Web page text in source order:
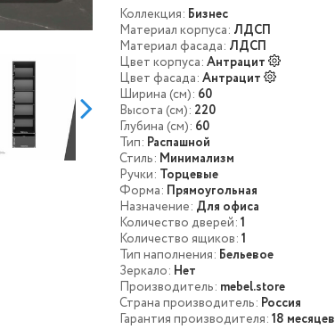
Коллекция: Бизнес
Материал корпуса: ЛДСП
Материал фасада: ЛДСП
Цвет корпуса: Антрацит
Цвет фасада: Антрацит
Ширина (см): 60
Высота (см): 220
Глубина (см): 60
Тип: Распашной
Стиль: Минимализм
Ручки: Торцевые
Форма: Прямоугольная
Назначение: Для офиса
Количество дверей: 1
Количество ящиков: 1
Тип наполнения: Бельевое
Зеркало: Нет
Производитель: mebel.store
Страна производитель: Россия
Гарантия производителя: 18 месяцев